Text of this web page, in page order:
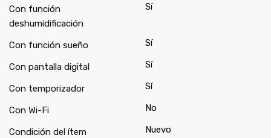
Con función
deshumidificación
Sí
Con función sueño Sí
Con pantalla digital Sí
Con temporizador Sí
Con Wi-Fi No
Condición del ítem Nuevo